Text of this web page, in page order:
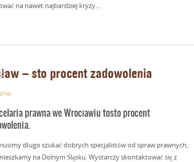
na nawet najbardziej kryzy...
– sto procent zadowolenia
prawna we Wrocławiu tosto procent
długo szukać dobrych specjalistów od spraw prawnych,
na Dolnym Śląsku. Wystarczy skontaktować się z